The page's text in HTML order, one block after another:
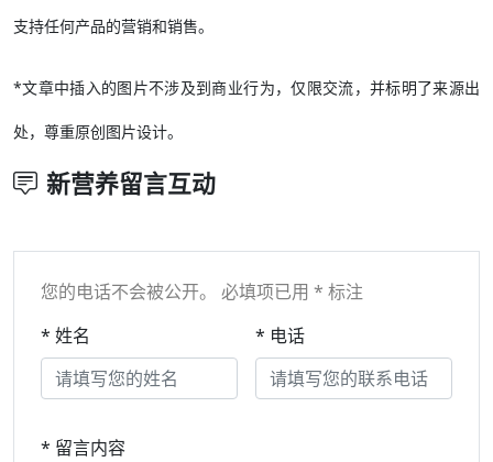
支持任何产品的营销和销售。
*文章中插入的图片不涉及到商业行为，仅限交流，并标明了来源出
处，尊重原创图片设计。
新营养留言互动
您的电话不会被公开。 必填项已用 * 标注
* 姓名
* 电话
* 留言内容